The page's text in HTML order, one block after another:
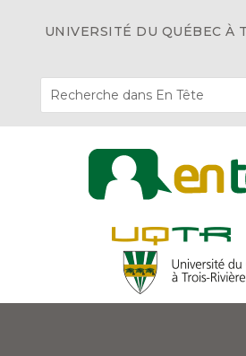
UNIVERSITÉ DU QUÉBEC À